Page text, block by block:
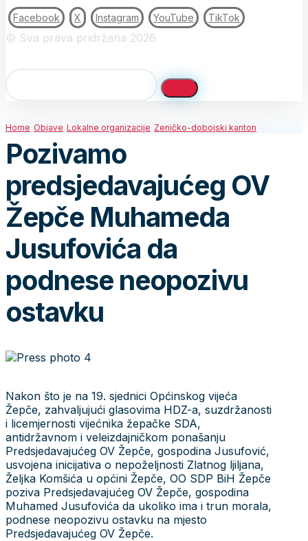
Facebook X Instagram YouTube TikTok
© Sva prava pridržana 2026
Home Objave Lokalne organizacije Zeničko-dobojski kanton
Pozivamo
predsjedavajućeg OV
Žepče Muhameda
Jusufovića da
podnese neopozivu
ostavku
Nakon što je na 19. sjednici Općinskog vijeća
Žepče, zahvaljujući glasovima HDZ-a, suzdržanosti
i licemjernosti vijećnika žepačke SDA,
antidržavnom i veleizdajničkom ponašanju
Predsjedavajućeg OV Žepče, gospodina Jusufović,
usvojena inicijativa o nepoželjnosti Zlatnog ljiljana,
Željka Komšića u općini Žepče, OO SDP BiH Žepče
poziva Predsjedavajućeg OV Žepče, gospodina
Muhamed Jusufovića da ukoliko ima i trun morala,
podnese neopozivu ostavku na mjesto
Predsjedavajućeg OV Žepče.